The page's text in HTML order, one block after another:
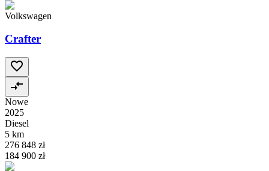
Volkswagen
Crafter
Nowe
2025
Diesel
5 km
276 848 zł
184 900 zł